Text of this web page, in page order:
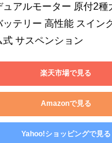
ュアルモーター 原付2種
ッテリー 高性能 スイン
式 サスペンション
楽天市場で見る
Amazonで見る
Yahoo!ショッピングで見る